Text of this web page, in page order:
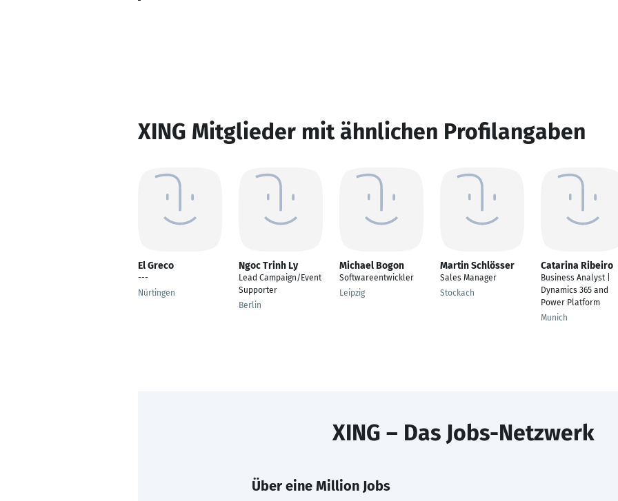
XING Mitglieder mit ähnlichen Profilangaben
El Greco
---
Nürtingen
Ngoc Trinh Ly
Lead Campaign/Event
Supporter
Berlin
Michael Bogon
Softwareentwickler
Leipzig
Martin Schlösser
Sales Manager
Stockach
Catarina Ribeiro
Business Analyst |
Dynamics 365 and
Power Platform
Munich
XING – Das Jobs-Netzwerk
Über eine Million Jobs